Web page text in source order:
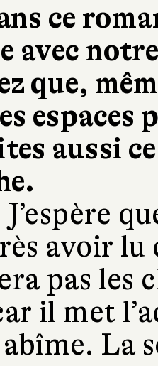
ce
avec
que,
aussi
J’espère
avoir lu
pas les
il met
La